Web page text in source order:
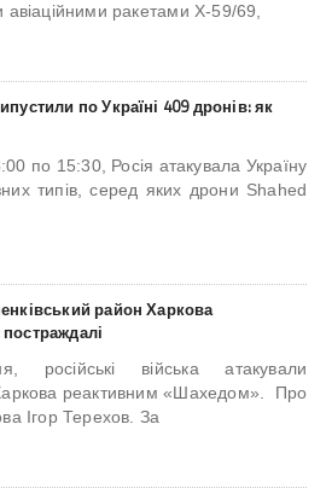
ракетами Х-59/69,
по Україні 409 дронів: як
по 15:30, Росія атакувала Україну
типів, серед яких дрони Shahed
район Харкова
війська атакували
реактивним «Шахедом». Про
Ігор Терехов. За